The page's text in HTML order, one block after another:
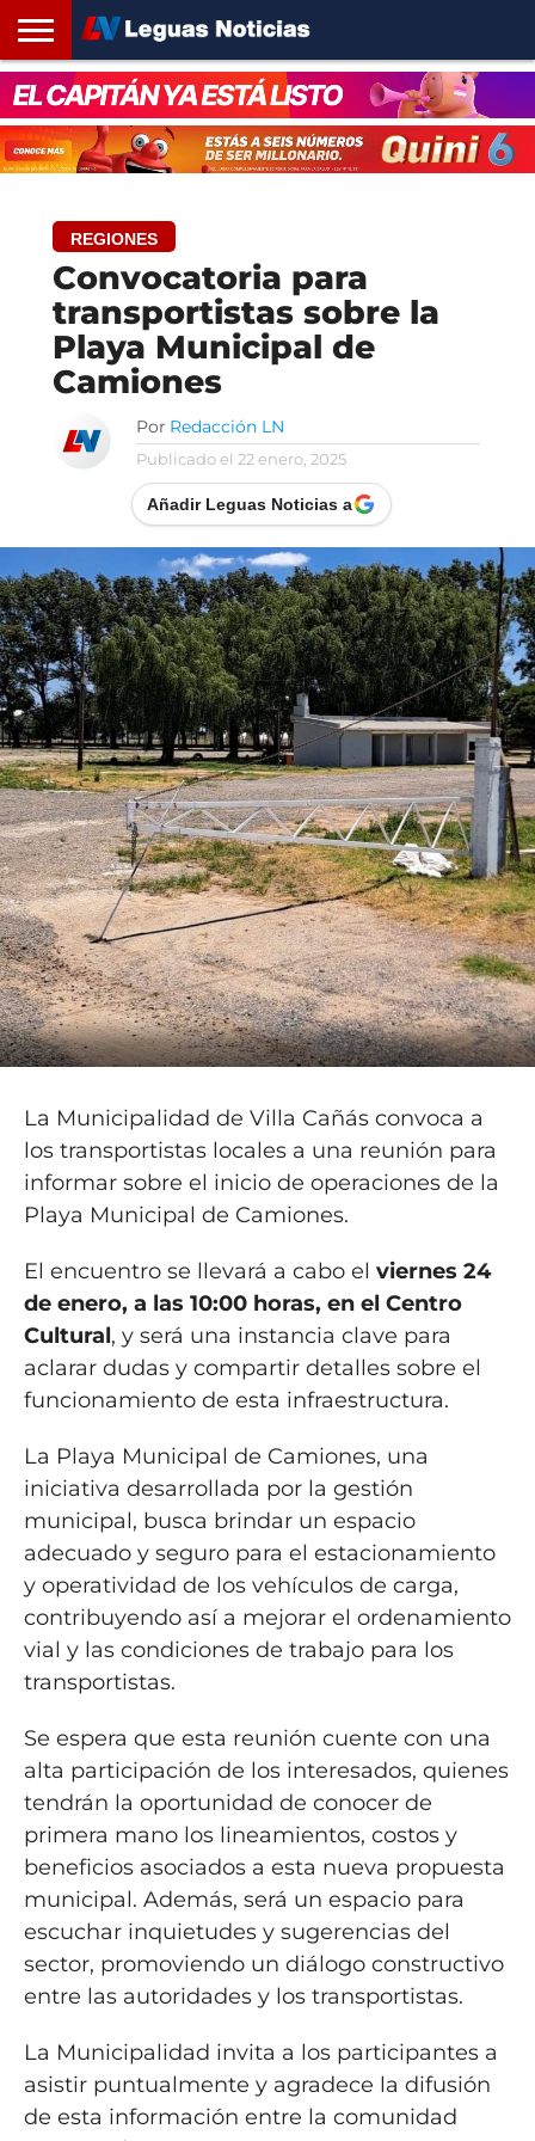
INICIO
SANTA
FE
ROSARIO24
REGIONES
ARGENTINA
OPINIÓN
CONTACTO
REGIONES
Convocatoria para
transportistas sobre la
Playa Municipal de
Camiones
Por Redacción LN
Publicado el 22 enero, 2025
Añadir Leguas Noticias a
La Municipalidad de Villa Cañás convoca a
los transportistas locales a una reunión para
informar sobre el inicio de operaciones de la
Playa Municipal de Camiones.
El encuentro se llevará a cabo el viernes 24
de enero, a las 10:00 horas, en el Centro
Cultural, y será una instancia clave para
aclarar dudas y compartir detalles sobre el
funcionamiento de esta infraestructura.
La Playa Municipal de Camiones, una
iniciativa desarrollada por la gestión
municipal, busca brindar un espacio
adecuado y seguro para el estacionamiento
y operatividad de los vehículos de carga,
contribuyendo así a mejorar el ordenamiento
vial y las condiciones de trabajo para los
transportistas.
Se espera que esta reunión cuente con una
alta participación de los interesados, quienes
tendrán la oportunidad de conocer de
primera mano los lineamientos, costos y
beneficios asociados a esta nueva propuesta
municipal. Además, será un espacio para
escuchar inquietudes y sugerencias del
sector, promoviendo un diálogo constructivo
entre las autoridades y los transportistas.
La Municipalidad invita a los participantes a
asistir puntualmente y agradece la difusión
de esta información entre la comunidad